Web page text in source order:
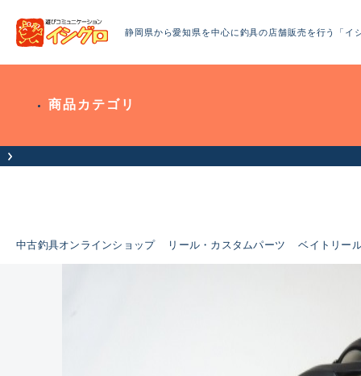
静岡県から愛知県を中心に釣具の店舗販売を行う「イ
商品カテゴリ
中古釣具オンラインショップ リール・カスタムパーツ ベイトリー